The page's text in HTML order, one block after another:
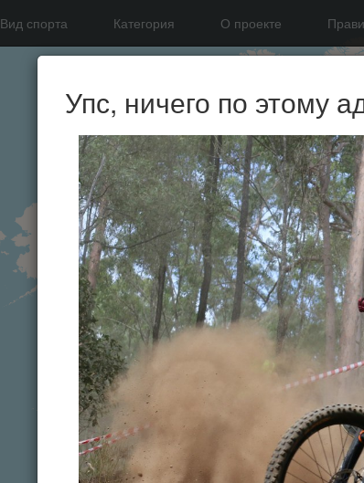
Упс, ничего по этому
Вид спорта Категория О проекте